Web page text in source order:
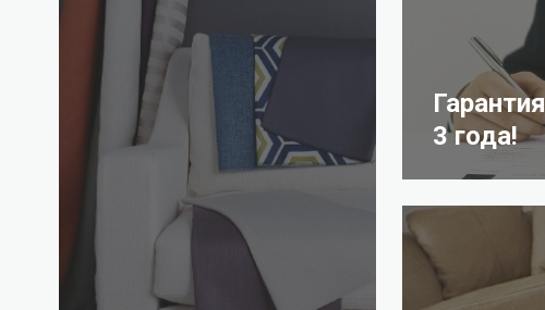
Гарантия
3 года!